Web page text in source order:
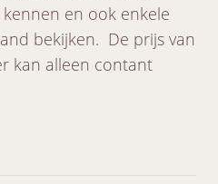
en ook enkele
bekijken. De prijs van
kan alleen contant